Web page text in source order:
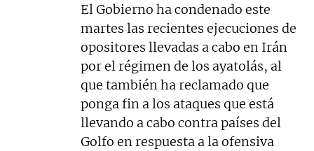
El Gobierno ha condenado este
martes las recientes ejecuciones de
opositores llevadas a cabo en Irán
por el régimen de los ayatolás, al
que también ha reclamado que
ponga fin a los ataques que está
llevando a cabo contra países del
Golfo en respuesta a la ofensiva